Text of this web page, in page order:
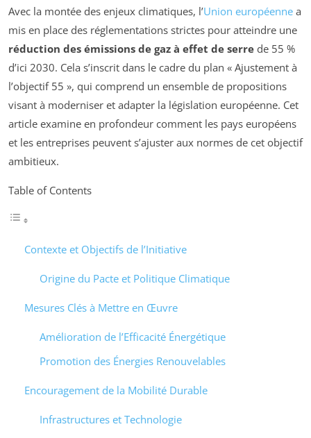
Avec la montée des enjeux climatiques, l’Union européenne a
mis en place des réglementations strictes pour atteindre une
réduction des émissions de gaz à effet de serre de 55 %
d’ici 2030. Cela s’inscrit dans le cadre du plan « Ajustement à
l’objectif 55 », qui comprend un ensemble de propositions
visant à moderniser et adapter la législation européenne. Cet
article examine en profondeur comment les pays européens
et les entreprises peuvent s’ajuster aux normes de cet objectif
ambitieux.
Table of Contents
Contexte et Objectifs de l’Initiative
Origine du Pacte et Politique Climatique
Mesures Clés à Mettre en Œuvre
Amélioration de l’Efficacité Énergétique
Promotion des Énergies Renouvelables
Encouragement de la Mobilité Durable
Infrastructures et Technologie